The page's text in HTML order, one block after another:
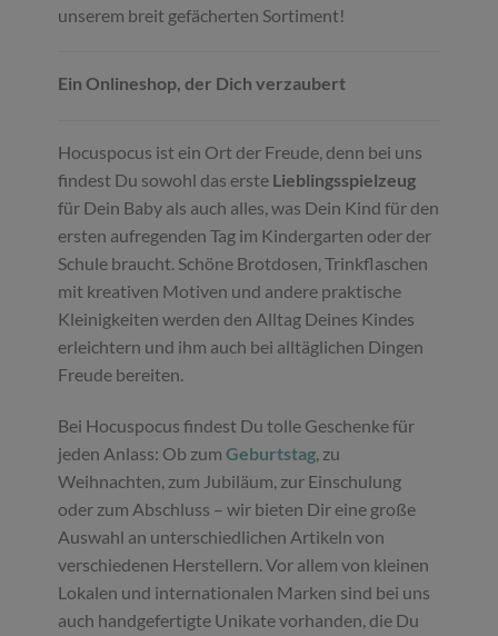
unserem breit gefächerten Sortiment!
Ein Onlineshop, der Dich verzaubert
Hocuspocus ist ein Ort der Freude, denn bei uns
findest Du sowohl das erste Lieblingsspielzeug
für Dein Baby als auch alles, was Dein Kind für den
ersten aufregenden Tag im Kindergarten oder der
Schule braucht. Schöne Brotdosen, Trinkflaschen
mit kreativen Motiven und andere praktische
Kleinigkeiten werden den Alltag Deines Kindes
erleichtern und ihm auch bei alltäglichen Dingen
Freude bereiten.
Bei Hocuspocus findest Du tolle Geschenke für
jeden Anlass: Ob zumGeburtstag, zu
Weihnachten, zum Jubiläum, zur Einschulung
oder zum Abschluss – wir bieten Dir eine große
Auswahl an unterschiedlichen Artikeln von
verschiedenen Herstellern. Vor allem von kleinen
Lokalen und internationalen Marken sind bei uns
auch handgefertigte Unikate vorhanden, die Du